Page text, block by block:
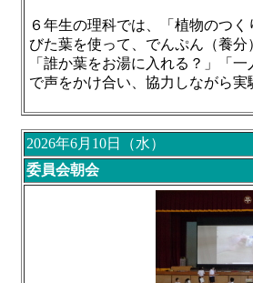
６年生の理科では、「植物のつ
びた葉を使って、でんぷん（養
「誰か葉をお湯に入れる？」「
で声をかけ合い、協力しながら
2026年6月10日（水）
委員会朝会